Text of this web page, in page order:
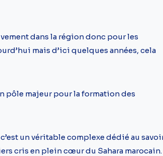
dans la région donc pour les
mais d’ici quelques années, cela
pôle majeur pour la formation des
un véritable complexe dédié au
cris en plein cœur du Sahara marocain.